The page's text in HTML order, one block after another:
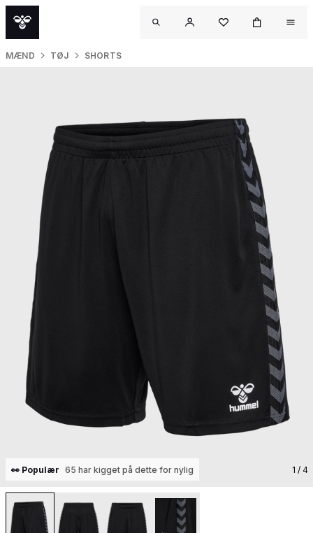
MÆND TØJ SHORTS
👀 Populær 65 har kigget på dette for nylig 1 / 4